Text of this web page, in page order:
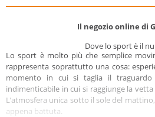
Il negozio online di
Dove lo sport è il
Lo sport è molto più che semplice
rappresenta soprattutto una cosa:
momento in cui si taglia il traguardo
indimenticabile in cui si raggiunge la
L’atmosfera unica sotto il sole del
appena battuta.